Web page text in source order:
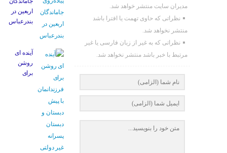
مدیران سایت منتشر خواهد شد.
نظراتی که حاوی تهمت یا افترا باشد
منتشر نخواهد شد.
نظراتی که به غیر از زبان فارسی یا غیر
مرتبط با خبر باشد منتشر نخواهد شد.
اربعین در
بندرعباس
آینده ای
روشن
برای